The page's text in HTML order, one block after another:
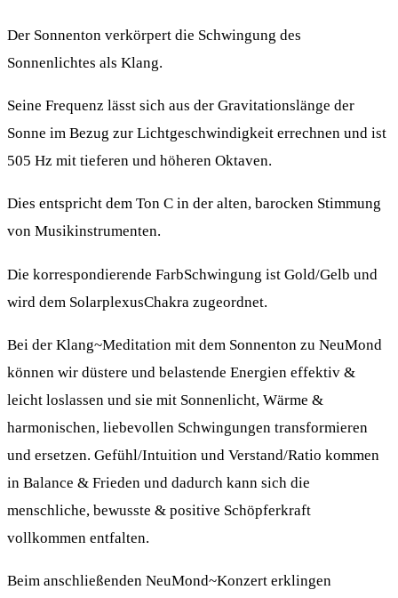
Der Sonnenton verkörpert die Schwingung des
Sonnenlichtes als Klang.
Seine Frequenz lässt sich aus der Gravitationslänge der
Sonne im Bezug zur Lichtgeschwindigkeit errechnen und ist
505 Hz mit tieferen und höheren Oktaven.
Dies entspricht dem Ton C in der alten, barocken Stimmung
von Musikinstrumenten.
Die korrespondierende FarbSchwingung ist Gold/Gelb und
wird dem SolarplexusChakra zugeordnet.
Bei der Klang~Meditation mit dem Sonnenton zu NeuMond
können wir düstere und belastende Energien effektiv &
leicht loslassen und sie mit Sonnenlicht, Wärme &
harmonischen, liebevollen Schwingungen transformieren
und ersetzen. Gefühl/Intuition und Verstand/Ratio kommen
in Balance & Frieden und dadurch kann sich die
menschliche, bewusste & positive Schöpferkraft
vollkommen entfalten.
Beim anschließenden NeuMond~Konzert erklingen